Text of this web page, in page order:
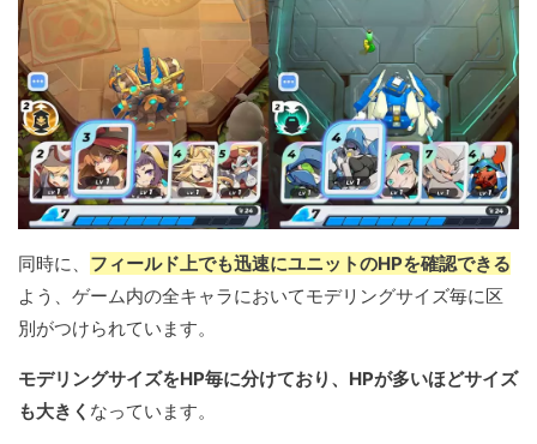
同時に、 フィールド上でも迅速にユニットのHPを確認できる
よう、ゲーム内の全キャラにおいてモデリングサイズ毎に区
別がつけられています。
モデリングサイズをHP毎に分けており、HPが多いほどサイズ
も大きく なっています。